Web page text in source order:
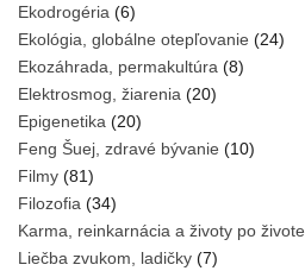
Ekodrogéria (6)
Ekológia, globálne otepľovanie (24)
Ekozáhrada, permakultúra (8)
Elektrosmog, žiarenia (20)
Epigenetika (20)
Feng Šuej, zdravé bývanie (10)
Filmy (81)
Filozofia (34)
Karma, reinkarnácia a životy po živote
Liečba zvukom, ladičky (7)